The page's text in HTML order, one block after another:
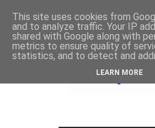
This site uses cookies from
and to analyze traffic. Your IP
shared with Google along with
metrics to ensure quality of
statistics, and to detect and
LEARN MORE